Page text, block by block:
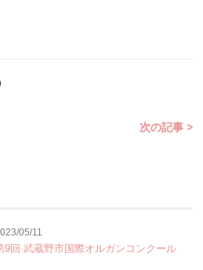
次の記事 >
05/11
9回 武蔵野市国際オルガンコンクール